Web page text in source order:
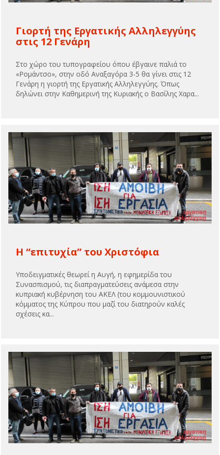
Γιορτή της Εργατικής Αλληλεγγύης
στις 12 Γενάρη
Στο χώρο του τυπογραφείου όπου έβγαινε παλιά το
«Ρομάντσο», στην οδό Αναξαγόρα 3-5 θα γίνει στις 12
Γενάρη η γιορτή της Εργατικής Αλληλεγγύης. Όπως
δηλώνει στην Καθημερινή της Κυριακής ο Βασίλης Χαρα...
Η “επιτυχία” του Χριστόφια
Υποδειγματικές θεωρεί η Αυγή, η εφημερίδα του
Συνασπισμού, τις διαπραγματεύσεις ανάμεσα στην
κυπριακή κυβέρνηση του ΑΚΕΛ (του κομμουνιστικού
κόμματος της Κύπρου που μαζί του διατηρούν καλές
σχέσεις κα...